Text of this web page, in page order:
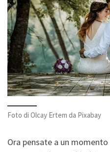
Foto di Olcay Ertem da Pixabay
Ora pensate a un